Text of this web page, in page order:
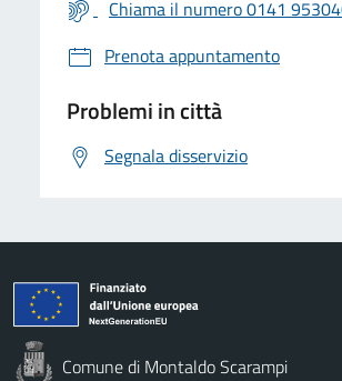
Chiama il numero 0141
Prenota appuntamento
Problemi in città
Segnala disservizio
Comune di Montaldo Scarampi